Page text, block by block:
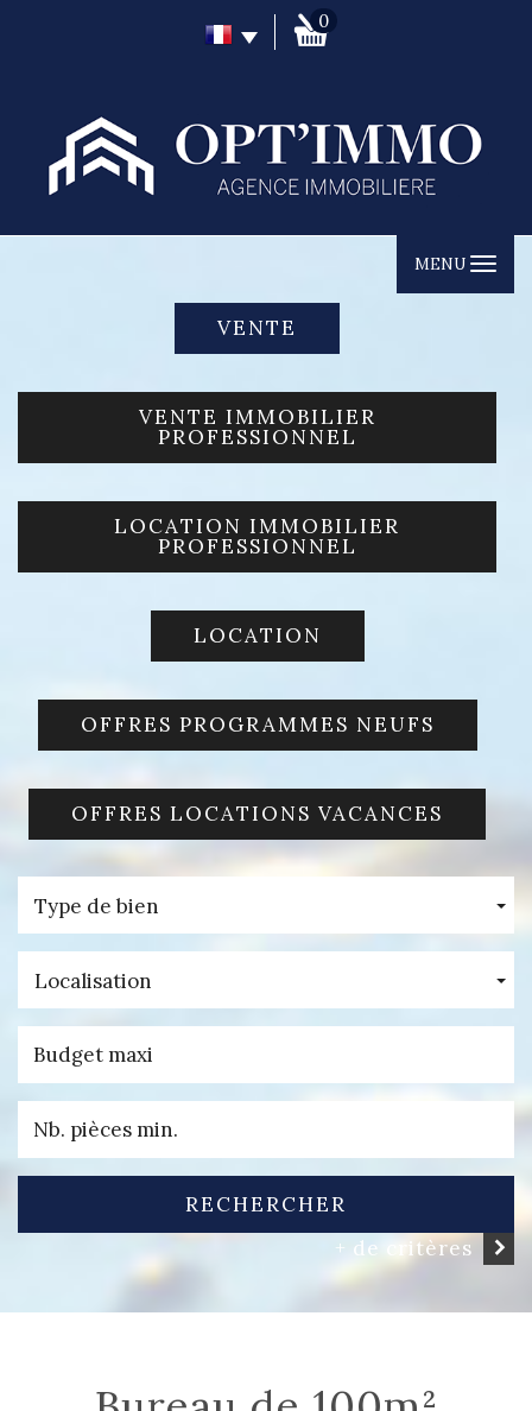
0
MENU
VENTE
VENTE IMMOBILIER
PROFESSIONNEL
LOCATION IMMOBILIER
PROFESSIONNEL
LOCATION
OFFRES PROGRAMMES NEUFS
OFFRES LOCATIONS VACANCES
Type de bien
Localisation
RECHERCHER
+ de critères